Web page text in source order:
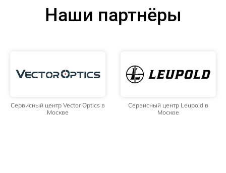
Наши партнёры
Сервисный центр Vector Optics в
Москве
Сервисный центр Leupold в
Москве